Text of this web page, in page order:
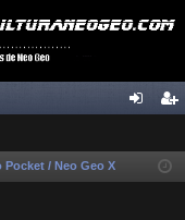
ist
Pocket / Neo Geo X